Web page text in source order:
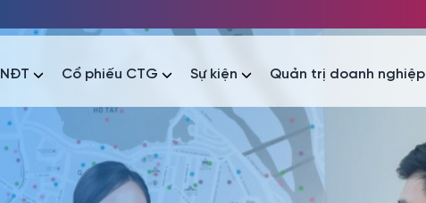
Cổ phiếu CTG Sự kiện Quản trị doanh nghiệp